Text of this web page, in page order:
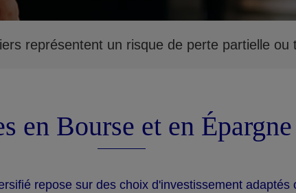
représentent un risque de perte partielle ou
en Bourse et en
repose sur des choix d'investissement